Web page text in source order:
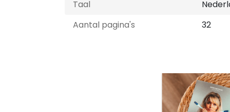
Taal
Aantal pagina's
32